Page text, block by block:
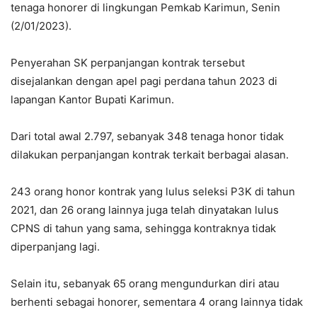
tenaga honorer di lingkungan Pemkab Karimun, Senin
(2/01/2023).
Penyerahan SK perpanjangan kontrak tersebut
disejalankan dengan apel pagi perdana tahun 2023 di
lapangan Kantor Bupati Karimun.
Dari total awal 2.797, sebanyak 348 tenaga honor tidak
dilakukan perpanjangan kontrak terkait berbagai alasan.
243 orang honor kontrak yang lulus seleksi P3K di tahun
2021, dan 26 orang lainnya juga telah dinyatakan lulus
CPNS di tahun yang sama, sehingga kontraknya tidak
diperpanjang lagi.
Selain itu, sebanyak 65 orang mengundurkan diri atau
berhenti sebagai honorer, sementara 4 orang lainnya tidak